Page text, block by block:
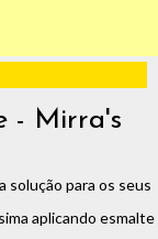
- Mirra's
solução para os seus
aplicando esmalte